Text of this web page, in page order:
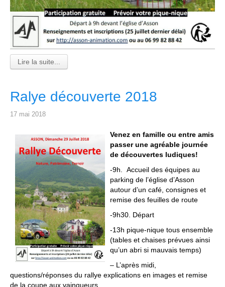
Lire la suite...
Ralye découverte 2018
17 mai 2018
Venez en famille ou entre amis
passer une agréable journée
de découvertes ludiques!
-9h. Accueil des équipes au
parking de l’église d’Asson
autour d’un café, consignes et
remise des feuilles de route
-9h30. Départ
-13h pique-nique tous ensemble
(tables et chaises prévues ainsi
qu’un abri si mauvais temps)
– L’après midi,
questions/réponses du rallye explications en images et remise
de la coupe aux vainqueurs.